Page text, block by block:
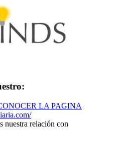
nuestra relación con